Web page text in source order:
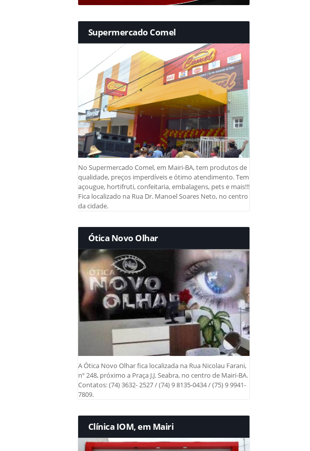
Supermercado Comel
No Supermercado Comel, em Mairi-BA, tem produtos de
qualidade, preços imperdíveis e ótimo atendimento. Tem
açougue, hortifruti, confeitaria, embalagens, pets e mais!!!
Fica localizado na Rua Dr. Manoel Soares Neto, no centro
da cidade.
Ótica Novo Olhar
A Ótica Novo Olhar fica localizada na Rua Nicolau Farani,
nº 248, próximo a Praça J.J. Seabra, no centro de Mairi-BA.
Contatos: (74) 3632- 2527 / (74) 9 8135-0434 / (75) 9 9941-
7809.
Clínica IOM, em Mairi